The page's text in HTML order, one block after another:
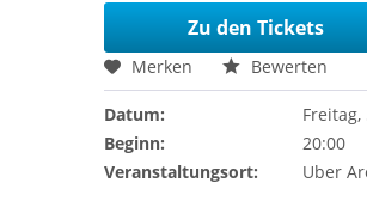
Zu den Tickets
Merken Bewerten
Datum:
Freitag,
Beginn:
20:00
Veranstaltungsort:
Uber